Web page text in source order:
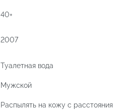
40+
2007
Туалетная вода
Мужской
Распылять на кожу с расстояния